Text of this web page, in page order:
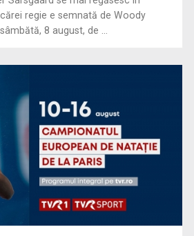
în clasamentul mondial al consumului
regie e semnată de Woody
8 august, de ...